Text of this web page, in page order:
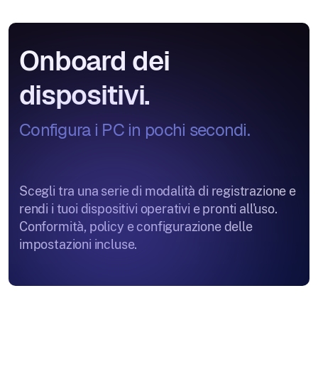
Onboard dei
dispositivi.
Configura i PC in pochi secondi.
Scegli tra una serie di modalità di registrazione e
rendi i tuoi dispositivi operativi e pronti all'uso.
Conformità, policy e configurazione delle
impostazioni incluse.